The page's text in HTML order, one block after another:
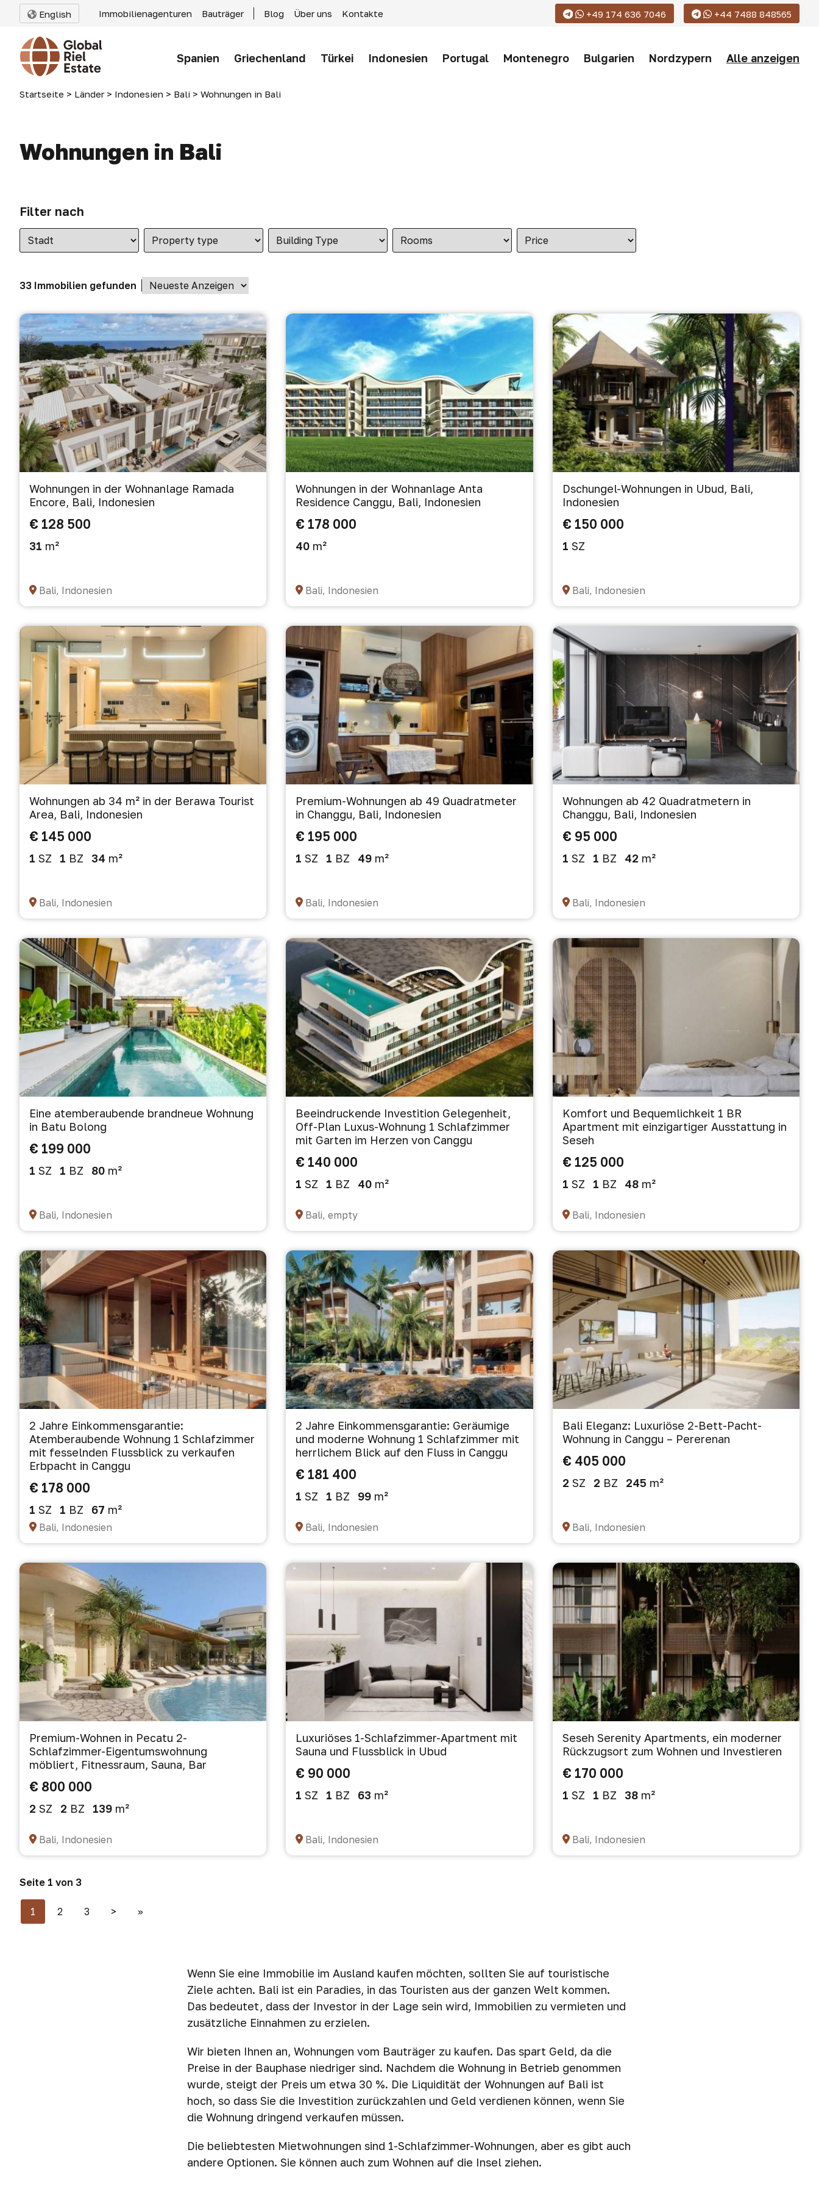
English Immobilienagenturen Bauträger Blog Über uns Kontakte +49 174 636 7046 +44 7488 848565
Spanien Griechenland Türkei Indonesien Portugal Montenegro Bulgarien Nordzypern Alle anzeigen
Startseite > Länder > Indonesien > Bali > Wohnungen in Bali
Wohnungen in Bali
Filter nach
33 Immobilien gefunden
Wohnungen in der Wohnanlage Ramada
Encore, Bali, Indonesien
€ 128 500
31 m²
Bali, Indonesien
Wohnungen in der Wohnanlage Anta
Residence Canggu, Bali, Indonesien
€ 178 000
40 m²
Bali, Indonesien
Dschungel-Wohnungen in Ubud, Bali,
Indonesien
€ 150 000
1 SZ
Bali, Indonesien
Wohnungen ab 34 m² in der Berawa Tourist
Area, Bali, Indonesien
€ 145 000
1 SZ 1 BZ 34 m²
Bali, Indonesien
Premium-Wohnungen ab 49 Quadratmeter
in Changgu, Bali, Indonesien
€ 195 000
1 SZ 1 BZ 49 m²
Bali, Indonesien
Wohnungen ab 42 Quadratmetern in
Changgu, Bali, Indonesien
€ 95 000
1 SZ 1 BZ 42 m²
Bali, Indonesien
Eine atemberaubende brandneue Wohnung
in Batu Bolong
€ 199 000
1 SZ 1 BZ 80 m²
Bali, Indonesien
Beeindruckende Investition Gelegenheit,
Off-Plan Luxus-Wohnung 1 Schlafzimmer
mit Garten im Herzen von Canggu
€ 140 000
1 SZ 1 BZ 40 m²
Bali, empty
Komfort und Bequemlichkeit 1 BR
Apartment mit einzigartiger Ausstattung in
Seseh
€ 125 000
1 SZ 1 BZ 48 m²
Bali, Indonesien
2 Jahre Einkommensgarantie:
Atemberaubende Wohnung 1 Schlafzimmer
mit fesselnden Flussblick zu verkaufen
Erbpacht in Canggu
€ 178 000
1 SZ 1 BZ 67 m²
Bali, Indonesien
2 Jahre Einkommensgarantie: Geräumige
und moderne Wohnung 1 Schlafzimmer mit
herrlichem Blick auf den Fluss in Canggu
€ 181 400
1 SZ 1 BZ 99 m²
Bali, Indonesien
Bali Eleganz: Luxuriöse 2-Bett-Pacht-
Wohnung in Canggu – Pererenan
€ 405 000
2 SZ 2 BZ 245 m²
Bali, Indonesien
Premium-Wohnen in Pecatu 2-
Schlafzimmer-Eigentumswohnung
möbliert, Fitnessraum, Sauna, Bar
€ 800 000
2 SZ 2 BZ 139 m²
Bali, Indonesien
Luxuriöses 1-Schlafzimmer-Apartment mit
Sauna und Flussblick in Ubud
€ 90 000
1 SZ 1 BZ 63 m²
Bali, Indonesien
Seseh Serenity Apartments, ein moderner
Rückzugsort zum Wohnen und Investieren
€ 170 000
1 SZ 1 BZ 38 m²
Bali, Indonesien
Seite 1 von 3
1 2 3 > >>
Wenn Sie eine Immobilie im Ausland kaufen möchten, sollten Sie auf touristische
Ziele achten. Bali ist ein Paradies, in das Touristen aus der ganzen Welt kommen.
Das bedeutet, dass der Investor in der Lage sein wird, Immobilien zu vermieten und
zusätzliche Einnahmen zu erzielen.
Wir bieten Ihnen an, Wohnungen vom Bauträger zu kaufen. Das spart Geld, da die
Preise in der Bauphase niedriger sind. Nachdem die Wohnung in Betrieb genommen
wurde, steigt der Preis um etwa 30 %. Die Liquidität der Wohnungen auf Bali ist
hoch, so dass Sie die Investition zurückzahlen und Geld verdienen können, wenn Sie
die Wohnung dringend verkaufen müssen.
Die beliebtesten Mietwohnungen sind 1-Schlafzimmer-Wohnungen, aber es gibt auch
andere Optionen. Sie können auch zum Wohnen auf die Insel ziehen.